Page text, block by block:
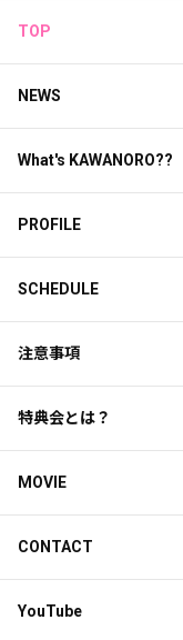
TOP
NEWS
What's KAWANORO??
PROFILE
SCHEDULE
注意事項
特典会とは？
MOVIE
CONTACT
YouTube